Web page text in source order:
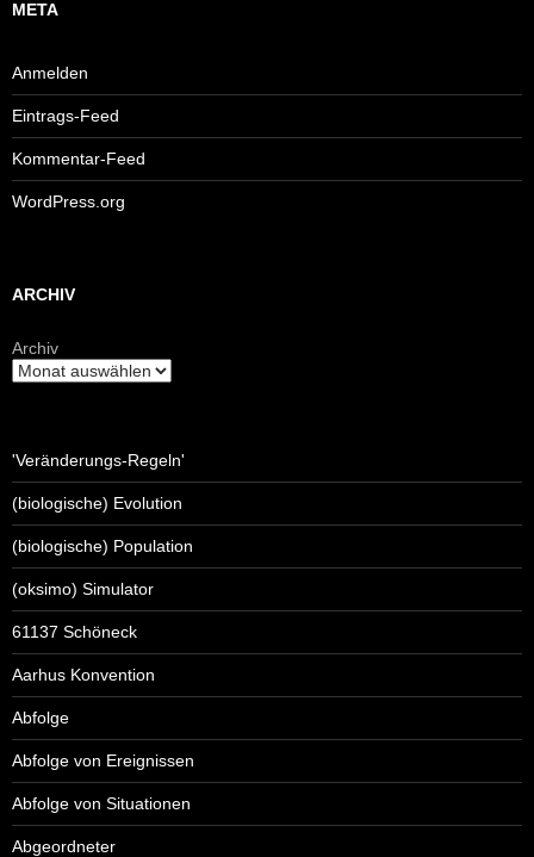
META
Anmelden
Eintrags-Feed
Kommentar-Feed
WordPress.org
ARCHIV
Archiv
'Veränderungs-Regeln'
(biologische) Evolution
(biologische) Population
(oksimo) Simulator
61137 Schöneck
Aarhus Konvention
Abfolge
Abfolge von Ereignissen
Abfolge von Situationen
Abgeordneter